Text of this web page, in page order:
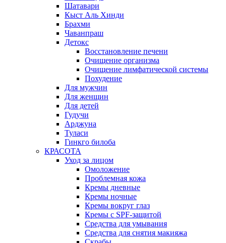
Шатавари
Кыст Аль Хинди
Брахми
Чаванпраш
Детокс
Восстановление печени
Очищение организма
Очищение лимфатической системы
Похудение
Для мужчин
Для женщин
Для детей
Гудучи
Арджуна
Туласи
Гинкго билоба
КРАСОТА
Уход за лицом
Омоложение
Проблемная кожа
Кремы дневные
Кремы ночные
Кремы вокруг глаз
Кремы с SPF-защитой
Средства для умывания
Средства для снятия макияжа